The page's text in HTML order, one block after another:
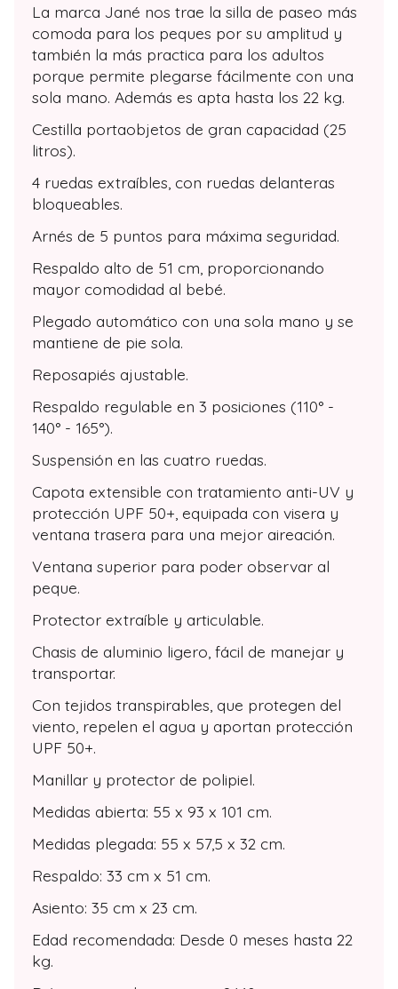
La marca Jané nos trae la silla de paseo más
comoda para los peques por su amplitud y
también la más practica para los adultos
porque permite plegarse fácilmente con una
sola mano. Además es apta hasta los 22 kg.
Cestilla portaobjetos de gran capacidad (25
litros).
4 ruedas extraíbles, con ruedas delanteras
bloqueables.
Arnés de 5 puntos para máxima seguridad.
Respaldo alto de 51 cm, proporcionando
mayor comodidad al bebé.
Plegado automático con una sola mano y se
mantiene de pie sola.
Reposapiés ajustable.
Respaldo regulable en 3 posiciones (110° -
140° - 165°).
Suspensión en las cuatro ruedas.
Capota extensible con tratamiento anti-UV y
protección UPF 50+, equipada con visera y
ventana trasera para una mejor aireación.
Ventana superior para poder observar al
peque.
Protector extraíble y articulable.
Chasis de aluminio ligero, fácil de manejar y
transportar.
Con tejidos transpirables, que protegen del
viento, repelen el agua y aportan protección
UPF 50+.
Manillar y protector de polipiel.
Medidas abierta: 55 x 93 x 101 cm.
Medidas plegada: 55 x 57,5 x 32 cm.
Respaldo: 33 cm x 51 cm.
Asiento: 35 cm x 23 cm.
Edad recomendada: Desde 0 meses hasta 22
kg.